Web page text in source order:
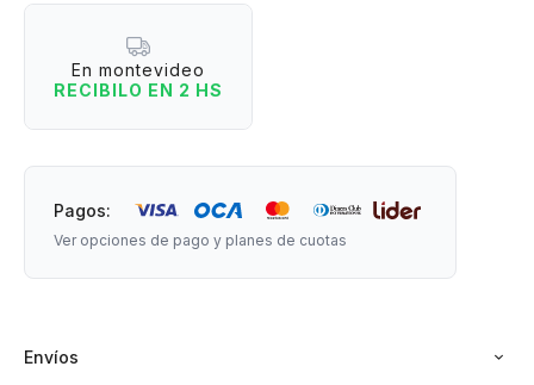
En montevideo
RECIBILO EN 2 HS
Pagos:
Ver opciones de pago y planes de cuotas
Envíos